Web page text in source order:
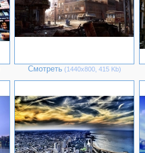
Смотреть (1440х800, 415 Kb)